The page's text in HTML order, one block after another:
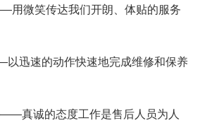
微笑传达我们开朗、体贴的服务
速的动作快速地完成维修和保养
真诚的态度工作是售后人员为人